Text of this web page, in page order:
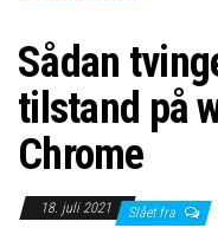
Sådan
tilstand på
Chrome
18. juli 2021 Slået fra